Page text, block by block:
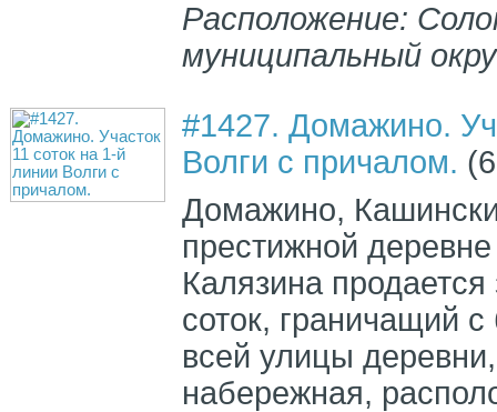
Расположение:
муниципальный
#1427. Домажино.
Волги с причалом.
Домажино,
престижной
Калязина
соток, граничащий
всей улицы
набережная,